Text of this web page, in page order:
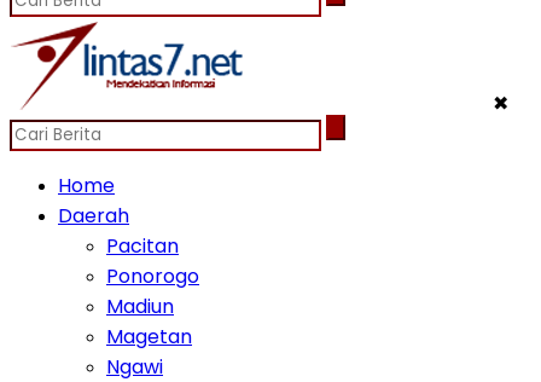
✖
Home
Daerah
Pacitan
Ponorogo
Madiun
Magetan
Ngawi